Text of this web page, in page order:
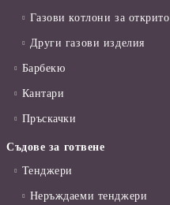
Газови котлони за открито
Други газови изделия
Барбекю
Кантари
Пръскачки
Съдове за готвене
Тенджери
Неръждаеми тенджери